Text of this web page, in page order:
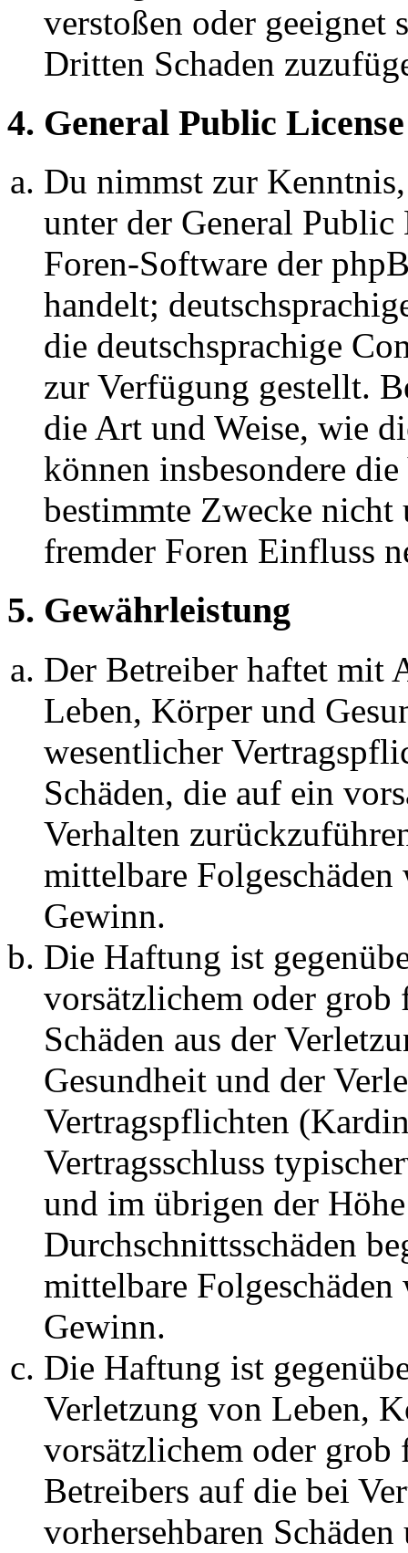
verstoßen oder geeignet
Dritten Schaden
4. General Public License
Du nimmst zur
unter der General
Foren-Software der
handelt;
die deutschsprachige
zur Verfügung gestellt.
die Art und Weise, wie
können insbesondere
bestimmte Zwecke nicht
fremder Foren Einfluss
5. Gewährleistung
Der Betreiber haftet mit
Leben, Körper und
wesentlicher
Schäden, die auf ein
Verhalten
mittelbare Folgeschäden
Gewinn.
Die Haftung ist
vorsätzlichem oder grob
Schäden aus der
Gesundheit und der
Vertragspflichten
Vertragsschluss
und im übrigen der
Durchschnittsschäden
mittelbare Folgeschäden
Gewinn.
Die Haftung ist
Verletzung von Leben,
vorsätzlichem oder grob
Betreibers auf die bei
vorhersehbaren